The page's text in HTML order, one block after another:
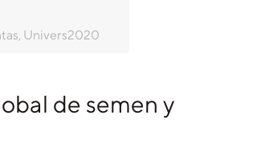
Univers2020
de semen y